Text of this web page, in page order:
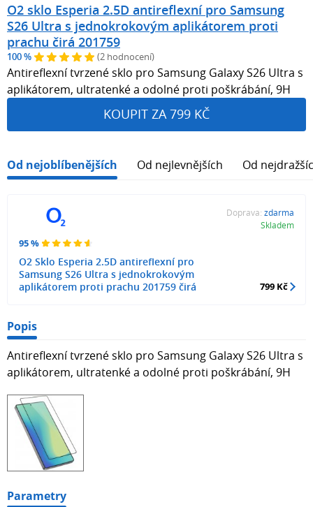
O2 sklo Esperia 2.5D antireflexní pro Samsung
S26 Ultra s jednokrokovým aplikátorem proti
prachu čirá 201759
100 % (2 hodnocení)
Antireflexní tvrzené sklo pro Samsung Galaxy S26 Ultra s
aplikátorem, ultratenké a odolné proti poškrábání, 9H
KOUPIT ZA 799 KČ
Od nejoblíbenějších Od nejlevnějších Od
95 %
O2 Sklo Esperia 2.5D antireflexní pro
Samsung S26 Ultra s jednokrokovým
aplikátorem proti prachu 201759 čirá
Doprava: zdarma
Skladem
799 Kč
Popis
Antireflexní tvrzené sklo pro Samsung Galaxy S26 Ultra s
aplikátorem, ultratenké a odolné proti poškrábání, 9H
Parametry